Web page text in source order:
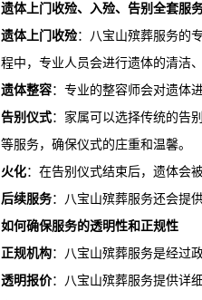
遗体上门收殓、入殓、告别全套服
遗体上门收殓： 八宝山殡葬服务的
程中，专业人员会进行遗体的清洁
遗体整容：专业的整容师会对遗体
告别仪式：家属可以选择传统的告
等服务，确保仪式的庄重和温馨。
火化：在告别仪式结束后，遗体会
后续服务： 八宝山殡葬服务还会提
如何确保服务的透明性和正规性
正规机构： 八宝山殡葬服务是经过
透明报价： 八宝山殡葬服务提供详